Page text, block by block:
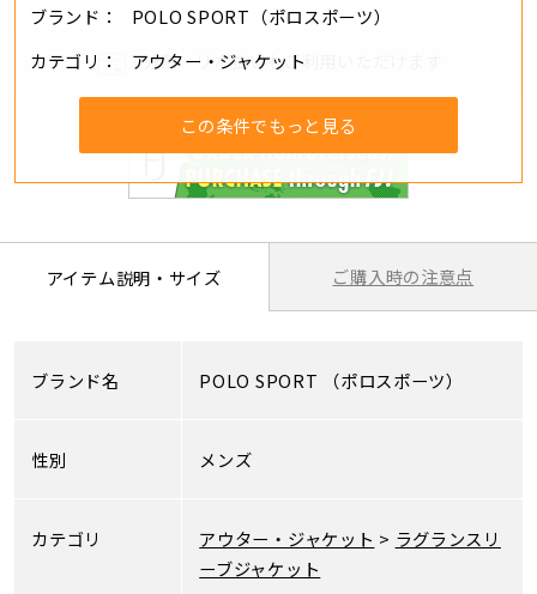
ブランド
POLO SPORT（ポロスポーツ）
カテゴリ
アウター・ジャケット
この条件でもっと見る
分割・リボ払いもご利用いただけます
アイテム説明・サイズ ご購入時の注意点
ブランド名 POLO SPORT （ポロスポーツ）
性別 メンズ
カテゴリ アウター・ジャケット > ラグランスリ
ーブジャケット